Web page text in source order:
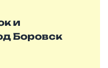
и
Боровск